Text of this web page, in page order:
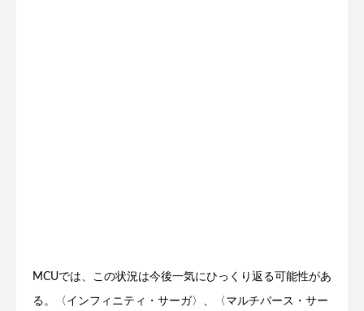
MCUでは、この状況は今後一気にひっくり返る可能性があ
る。〈インフィニティ・サーガ〉、〈マルチバース・サー